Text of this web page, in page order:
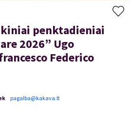
penktadieniai
2026” Ugo
Federico
pagalba@kakava.lt